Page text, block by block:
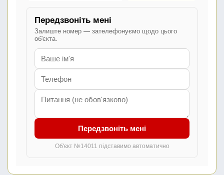
Передзвоніть мені
Залиште номер — зателефонуємо щодо цього
об'єкта.
Передзвоніть мені
Об'єкт №14011 підставимо автоматично